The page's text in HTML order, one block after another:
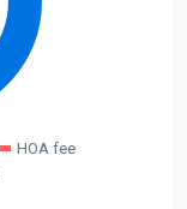
HOA fee